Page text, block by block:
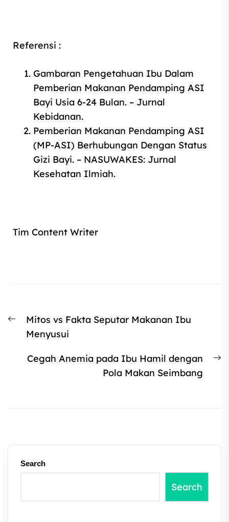
Referensi :
Gambaran Pengetahuan Ibu Dalam
Pemberian Makanan Pendamping ASI
Bayi Usia 6‑24 Bulan. – Jurnal
Kebidanan.
Pemberian Makanan Pendamping ASI
(MP‑ASI) Berhubungan Dengan Status
Gizi Bayi. – NASUWAKES: Jurnal
Kesehatan Ilmiah.
Tim Content Writer
Mitos vs Fakta Seputar Makanan Ibu
Menyusui
Cegah Anemia pada Ibu Hamil dengan
Pola Makan Seimbang
Search
Search